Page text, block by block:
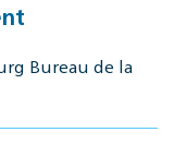
Bureau de la